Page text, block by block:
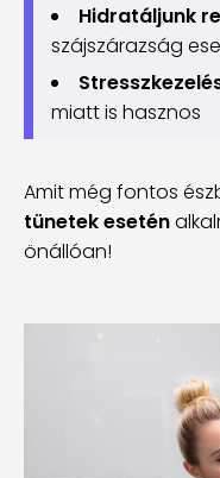
Hidratáljunk
szájszárazság
miatt is hasznos
Amit még fontos
tünetek esetén
önállóan!